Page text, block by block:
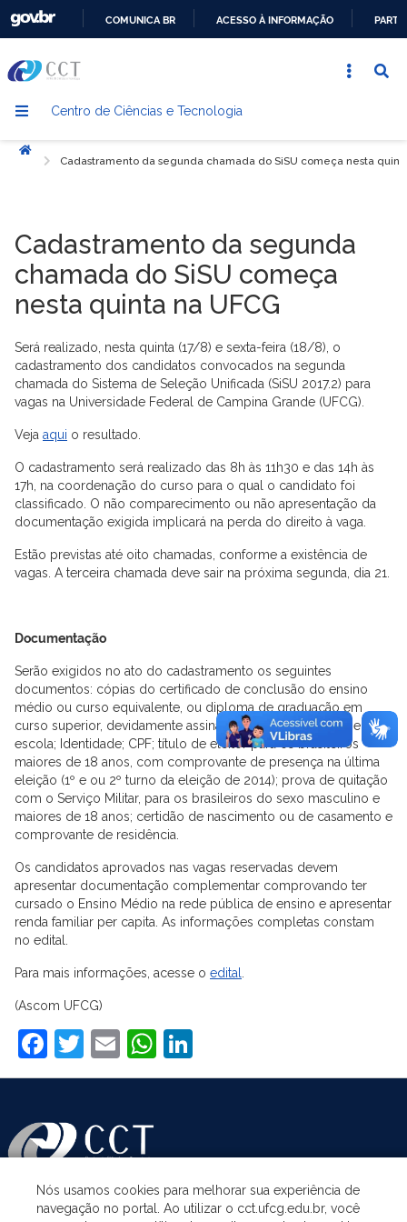
CONTEÚDO
COMUNICA BR ACESSO À INFORMAÇÃO
Centro de Ciências e Tecnologia
Início
Cadastramento da segunda chamada do SiSU começa nesta
Cadastramento da segunda
chamada do SiSU começa
nesta quinta na UFCG
Será realizado, nesta quinta (17/8) e sexta-feira (18/8), o
cadastramento dos candidatos convocados na segunda
chamada do Sistema de Seleção Unificada (SiSU 2017.2) para
vagas na Universidade Federal de Campina Grande (UFCG).
Veja aqui o resultado.
O cadastramento será realizado das 8h às 11h30 e das 14h às
17h, na coordenação do curso para o qual o candidato foi
classificado. O não comparecimento ou não apresentação da
documentação exigida implicará na perda do direito à vaga.
Estão previstas até oito chamadas, conforme a existência de
vagas. A terceira chamada deve sair na próxima segunda, dia 21.
Documentação
Serão exigidos no ato do cadastramento os seguintes
documentos: cópias do certificado de conclusão do ensino
médio ou curso equivalente, ou diploma de graduação em
curso superior, devidamente assinado pelo candidato e pela
escola; Identidade; CPF; título de eleitor para os brasileiros
maiores de 18 anos, com comprovante de presença na última
eleição (1º e ou 2º turno da eleição de 2014); prova de quitação
com o Serviço Militar, para os brasileiros do sexo masculino e
maiores de 18 anos; certidão de nascimento ou de casamento e
comprovante de residência.
Os candidatos aprovados nas vagas reservadas devem
apresentar documentação complementar comprovando ter
cursado o Ensino Médio na rede pública de ensino e apresentar
renda familiar per capita. As informações completas constam
no edital.
Para mais informações, acesse o edital
(Ascom UFCG)
Facebook
Twitter
EmailWhatsApp
Nós usamos cookies para melhorar sua experiência de
navegação no portal. Ao utilizar o cct.ufcg.edu.br, você